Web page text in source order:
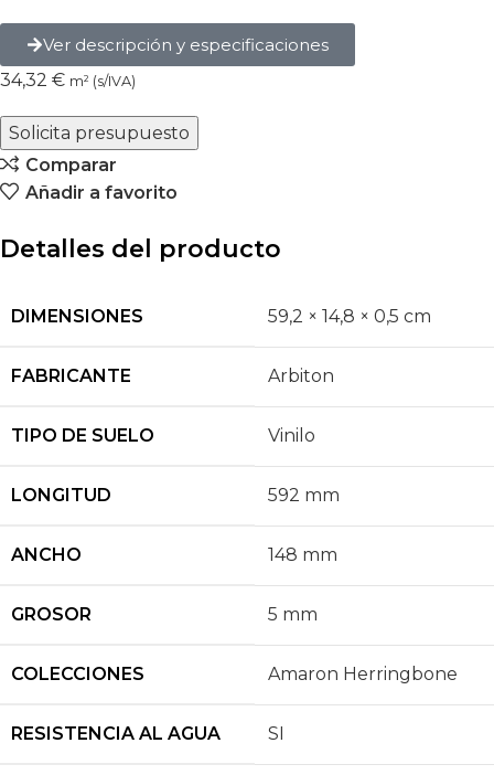
Ver descripción y especificaciones
34,32 € m² (s/IVA)
Solicita presupuesto
Comparar
Añadir a favorito
Detalles del producto
DIMENSIONES 59,2 × 14,8 × 0,5 cm
FABRICANTE Arbiton
TIPO DE SUELO Vinilo
LONGITUD 592 mm
ANCHO 148 mm
GROSOR 5 mm
COLECCIONES Amaron Herringbone
RESISTENCIA AL AGUA SI